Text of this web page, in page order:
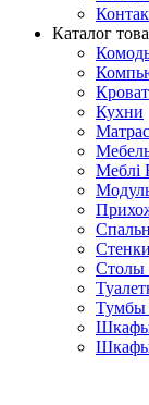
Каталог
Кухни
Меблі
Стенки
Столы
Тумбы